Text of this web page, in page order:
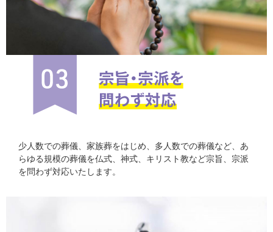
少人数での葬儀、家族葬をはじめ、多人数での葬儀など、あ
らゆる規模の葬儀を仏式、神式、キリスト教など宗旨、宗派
を問わず対応いたします。